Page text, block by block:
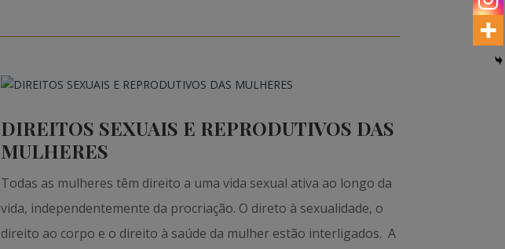
DIREITOS SEXUAIS E REPRODUTIVOS DAS
MULHERES
Todas as mulheres têm direito a uma vida sexual ativa ao longo da
vida, independentemente da procriação. O direto à sexualidade, o
direito ao corpo e o direito à saúde da mulher estão interligados. A